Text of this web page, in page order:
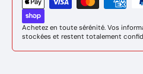
Achetez en toute sérénité. Vos
stockées et restent totalement